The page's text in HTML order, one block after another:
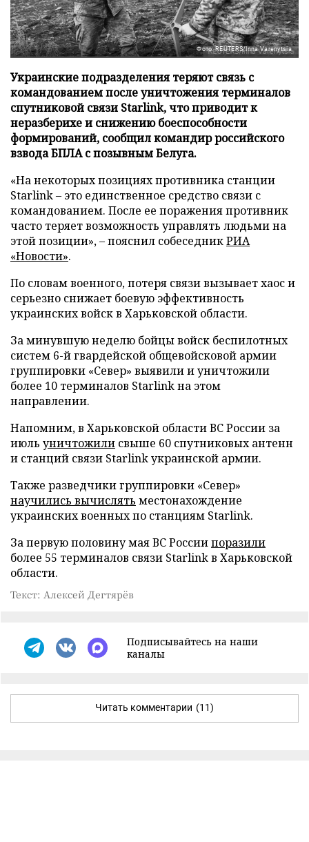
Фото: REUTERS/Inna Varenytsia
Украинские подразделения теряют связь с
командованием после уничтожения терминалов
спутниковой связи Starlink, что приводит к
неразберихе и снижению боеспособности
формирований, сообщил командир российского
взвода БПЛА с позывным Белуга.
«На некоторых позициях противника станции
Starlink – это единственное средство связи с
командованием. После ее поражения противник
часто теряет возможность управлять людьми на
этой позиции», – пояснил собеседникРИА
«Новости».
По словам военного, потеря связи вызывает хаос и
серьезно снижает боевую эффективность
украинских войск в Харьковской области.
За минувшую неделю бойцы войск беспилотных
систем 6-й гвардейской общевойсковой армии
группировки «Север» выявили и уничтожили
более 10 терминалов Starlink на этом
направлении.
Напомним, в Харьковской области ВС России за
июль уничтожили свыше 60 спутниковых антенн
и станций связи Starlink украинской армии.
Также разведчики группировки «Север»
научились вычислять местонахождение
украинских военных по станциям Starlink.
За первую половину мая ВС Россиипоразили
более 55 терминалов связи Starlink в Харьковской
области.
Текст: Алексей Дегтярёв
Подписывайтесь на наши
каналы
Читать комментарии (11)